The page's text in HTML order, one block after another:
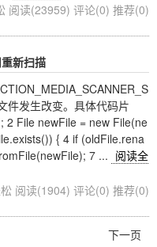
阅读(23959) 评论(0) 推荐(0)
新扫描
件发生改变。具体代码片
2 File newFile = new File(ne
{ 4 if (oldFile.rena
7 ... 阅读全
阅读(1904) 评论(0) 推荐(0)
下一页